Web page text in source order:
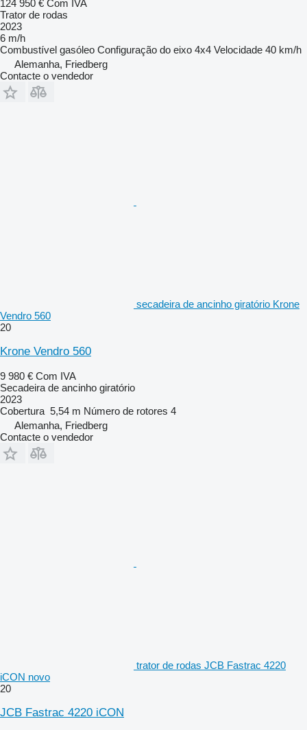
124 950 € Com IVA
Trator de rodas
2023
6 m/h
Combustível gasóleo Configuração do eixo 4x4 Velocidade 40 km/h
Alemanha, Friedberg
Contacte o vendedor
secadeira de ancinho giratório Krone
Vendro 560
20
Krone Vendro 560
9 980 € Com IVA
Secadeira de ancinho giratório
2023
Cobertura 5,54 m Número de rotores 4
Alemanha, Friedberg
Contacte o vendedor
trator de rodas JCB Fastrac 4220
iCON novo
20
JCB Fastrac 4220 iCON